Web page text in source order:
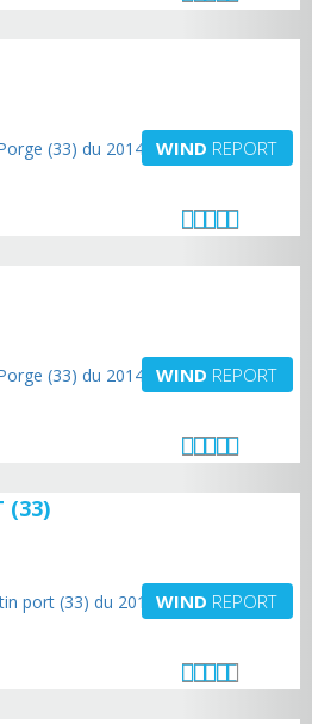
WIND REPORT
WIND REPORT
(33)
WIND REPORT